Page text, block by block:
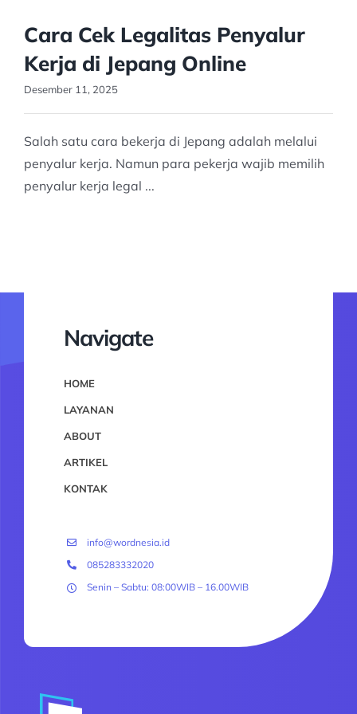
Cara Cek Legalitas Penyalur
Kerja di Jepang Online
Desember 11, 2025
Salah satu cara bekerja di Jepang adalah melalui
penyalur kerja. Namun para pekerja wajib memilih
penyalur kerja legal ...
Navigate
HOME
LAYANAN
ABOUT
ARTIKEL
KONTAK
info@wordnesia.id
085283332020
Senin – Sabtu: 08:00WIB – 16.00WIB